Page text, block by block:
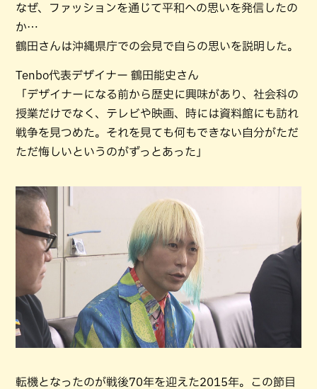
なぜ、ファッションを通じて平和への思いを発信したの
か…
鶴田さんは沖縄県庁での会見で自らの思いを説明した。
Tenbo代表デザイナー 鶴田能史さん
「デザイナーになる前から歴史に興味があり、社会科の
授業だけでなく、テレビや映画、時には資料館にも訪れ
戦争を見つめた。それを見ても何もできない自分がただ
ただ悔しいというのがずっとあった」
転機となったのが戦後70年を迎えた2015年。この節目